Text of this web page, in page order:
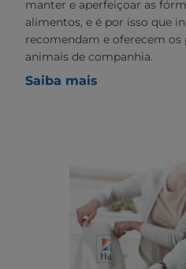
manter e aperfeiçoar as
alimentos, e é por isso que
recomendam e oferecem os
animais de companhia.
Saiba mais